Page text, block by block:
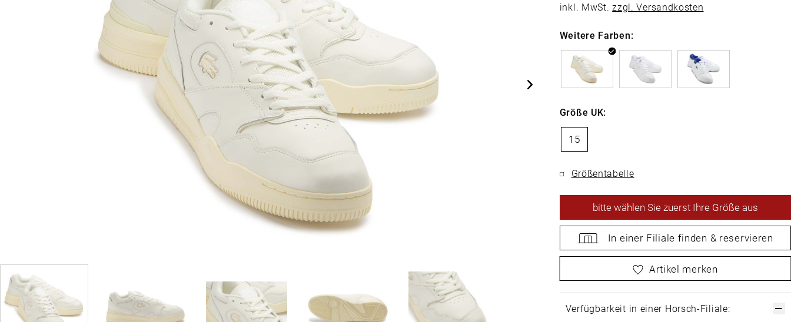
inkl. MwSt.zzgl. Versandkosten
Weitere Farben:
Größe UK:
15
Größentabelle
bittewählen Sie zuerst Ihre Größe aus
In einer Filiale finden & reservieren
wählen Sie zuerst Ihre Größe aus
Artikel merken
Verfügbarkeit in einer Horsch-Filiale: